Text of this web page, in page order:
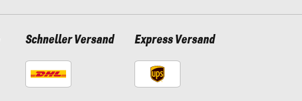
Schneller Versand Express Versand